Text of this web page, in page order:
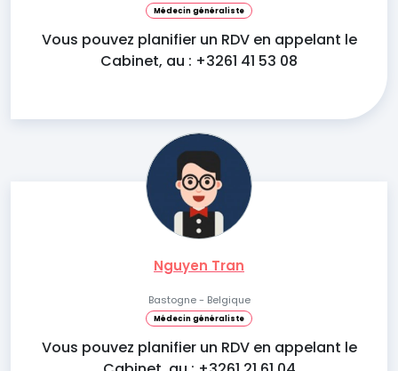
Médecin généraliste
Vous pouvez planifier un RDV en appelant le
Cabinet, au : +3261 41 53 08
Nguyen Tran
Bastogne - Belgique
Médecin généraliste
Vous pouvez planifier un RDV en appelant le